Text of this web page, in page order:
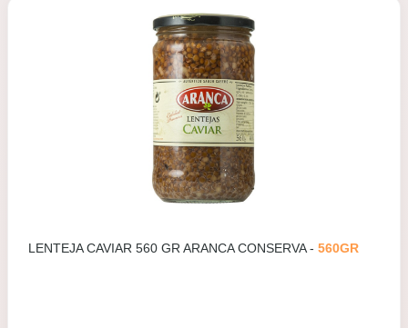
LENTEJA CAVIAR 560 GR ARANCA CONSERVA - 560GR